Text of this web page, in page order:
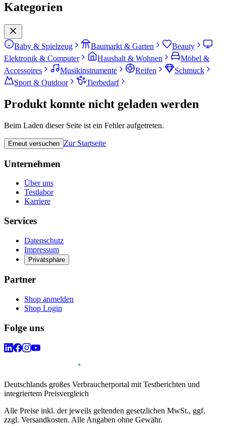
Kategorien
Baby & Spielzeug Baumarkt & Garten
Beauty
Elektronik & Computer
Haushalt & Wohnen
Möbel &
Accessoires
Musikinstrumente Reifen
Schmuck
Sport & Outdoor
Tierbedarf
Produkt konnte nicht geladen werden
Beim Laden dieser Seite ist ein Fehler aufgetreten.
Erneut versuchen Zur Startseite
Unternehmen
Über uns
Testlabor
Karriere
Services
Datenschutz
Impressum
Privatsphäre
Partner
Shop anmelden
Shop Login
Folge uns
Deutschlands großes Verbraucherportal mit Testberichten und
integriertem Preisvergleich
Alle Preise inkl. der jeweils geltenden gesetzlichen MwSt., ggf.
zzgl. Versandkosten. Alle Angaben ohne Gewähr.